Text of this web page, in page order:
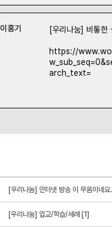
이홍기 [우리나눔] 비톻한
https://
arch_text=
[우리나눔] 인터넷 방송 이 무음이네요
[우리나눔] 입교/학습/세례 [1]